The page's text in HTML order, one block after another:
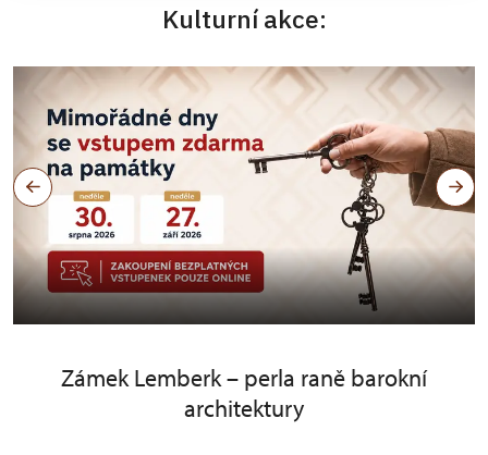
Kulturní akce:
Zámek Lemberk – perla raně barokní
architektury